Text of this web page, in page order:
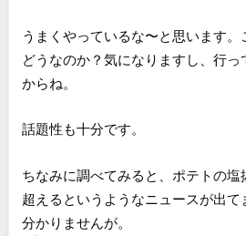
うまくやっているな〜と思います。
どうなのか？気になりますし、行
からね。
話題性も十分です。
ちなみに調べてみると、ポテトの
超えるというようなニュースが出
分かりませんが。